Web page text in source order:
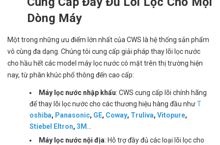
Dòng Máy
Một trong những ưu điểm lớn nhất của CWS là hệ thống sản phẩm
vô cùng đa dạng. Chúng tôi cung cấp giải pháp thay lõi lọc nước
cho hầu hết các model máy lọc nước có mặt trên thị trường hiện
nay, từ phân khúc phổ thông đến cao cấp:
Máy lọc nước nhập khẩu: CWS cung cấp lõi chính hãng
để thay lõi lọc nước cho các thương hiệu hàng đầu nhưT
oshiba, Panasonic, GE, Coway, Truliva, Vitopure,
Stiebel Eltron, 3M
Máy lọc nước nội địa: Hỗ trợ đầy đủ các loại lõi lọc cho